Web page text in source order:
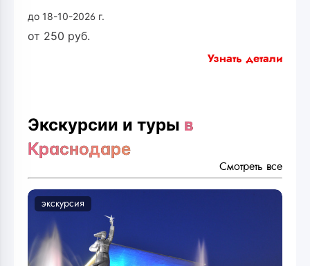
до 18-10-2026 г.
от 250 руб.
Узнать детали
Экскурсии и туры в
Краснодаре
Смотреть все
экскурсия